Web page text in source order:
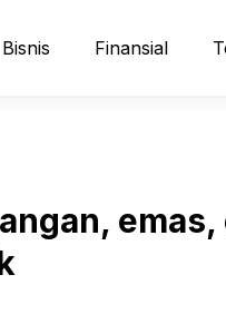
Bisnis Finansial